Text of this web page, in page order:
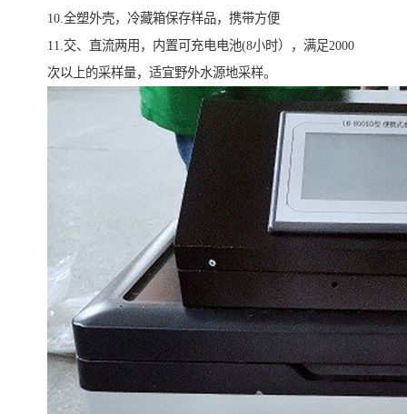
10.全塑外壳，冷藏箱保存样品，携带方便
11.交、直流两用，内置可充电电池(8小时），满足2000
次以上的采样量，适宜野外水源地采样。